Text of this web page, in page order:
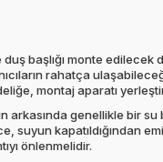
başlığı monte
rahatça
montaj aparatı
arkasında genellikle bir
kapatıldığından
önlenmelidir.